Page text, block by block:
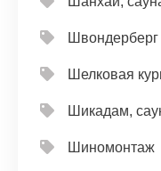
Швондерберг
Шелковая
Шикадам,
Шиномонтаж